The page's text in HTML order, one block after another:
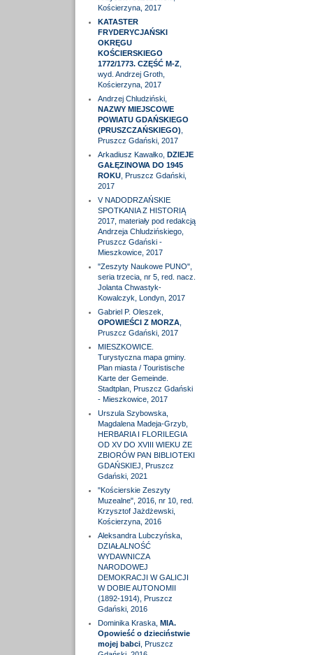
Kościerzyna, 2017
KATASTER
FRYDERYCJAŃSKI
OKRĘGU
KOŚCIERSKIEGO
1772/1773. CZĘŚĆ M-Z,
wyd. Andrzej Groth,
Kościerzyna, 2017
Andrzej Chludziński,
NAZWY MIEJSCOWE
POWIATU GDAŃSKIEGO
(PRUSZCZAŃSKIEGO)
Pruszcz Gdański, 2017
Arkadiusz Kawałko, DZIEJE
GAŁĘZINOWA DO 1945
ROKU, Pruszcz Gdański,
2017
V NADODRZAŃSKIE
SPOTKANIA Z HISTORIĄ
2017, materiały pod redakcją
Andrzeja Chludzińskiego,
Pruszcz Gdański -
Mieszkowice, 2017
"Zeszyty Naukowe PUNO",
seria trzecia, nr 5, red. nacz.
Jolanta Chwastyk-
Kowalczyk, Londyn, 2017
Gabriel P. Oleszek,
OPOWIEŚCI Z MORZA,
Pruszcz Gdański, 2017
MIESZKOWICE.
Turystyczna mapa gminy.
Plan miasta / Touristische
Karte der Gemeinde.
Stadtplan, Pruszcz Gdański
- Mieszkowice, 2017
Urszula Szybowska,
Magdalena Madeja-Grzyb,
HERBARIA I FLORILEGIA
OD XV DO XVIII WIEKU ZE
ZBIORÓW PAN BIBLIOTEKI
GDAŃSKIEJ, Pruszcz
Gdański, 2021
"Kościerskie Zeszyty
Muzealne", 2016, nr 10, red.
Krzysztof Jażdżewski,
Kościerzyna, 2016
Aleksandra Lubczyńska,
DZIAŁALNOŚĆ
WYDAWNICZA
NARODOWEJ
DEMOKRACJI W GALICJI
W DOBIE AUTONOMII
(1892-1914), Pruszcz
Gdański, 2016
Dominika Kraska, MIA.
Opowieść o dzieciństwie
mojej babci, Pruszcz